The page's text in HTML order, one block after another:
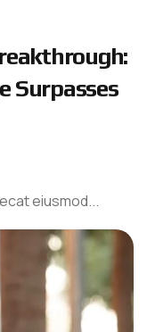
reakthrough:
e Surpasses
eiusmod...